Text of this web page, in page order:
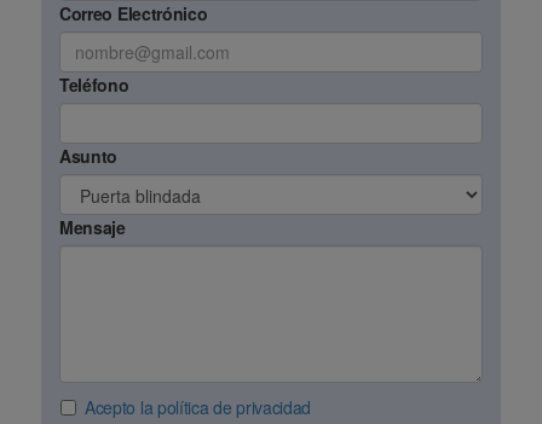
Correo Electrónico
Teléfono
Asunto
Mensaje
Acepto la política de privacidad